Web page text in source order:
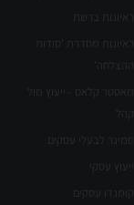
ראיונות ברשת
ראיונות מסדרת 'סודות
ההצלחה'
מאסטר קלאס - ייעוץ מול
סמינר לבעלי עסקים
ייעוץ עסקי
קומנדו עסקים